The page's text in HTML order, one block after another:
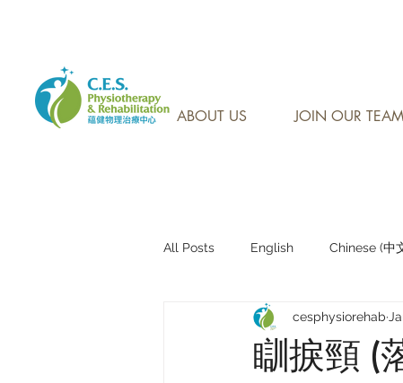
ABOUT US JOIN OUR TEAM
All Posts English Chinese (中
Research Sharing (研究文獻分享)
瞓捩頸 (
cesphysiorehab